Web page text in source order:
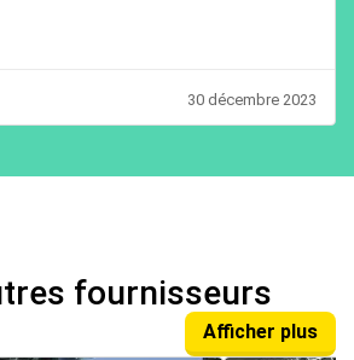
30 décembre 2023
fournisseurs
Afficher plus